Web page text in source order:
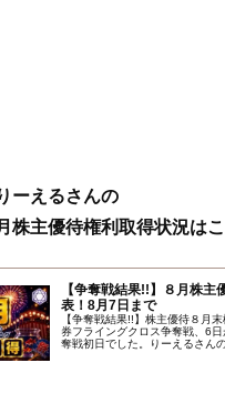
ーえるさんの
株主優待権利取得状況はこ
【争奪戦結果!!】８月株主
表！8月7日まで
【争奪戦結果!!】株主優待８月
券フライングクロス争奪戦、6
奪戦初日でした。りーえるさん
含む）を報告します。最新の